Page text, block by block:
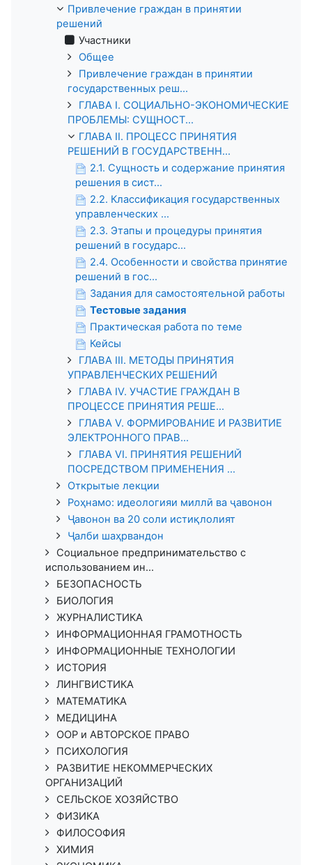
Привлечение граждан в принятии
решений
Участники
Общее
Привлечение граждан в принятии
государственных реш...
ГЛАВА I. СОЦИАЛЬНО-ЭКОНОМИЧЕСКИЕ
ПРОБЛЕМЫ: СУЩНОСТ...
ГЛАВА II. ПРОЦЕСС ПРИНЯТИЯ
РЕШЕНИЙ В ГОСУДАРСТВЕНН...
2.1. Сущность и содержание принятия
решения в сист...
2.2. Классификация государственных
управленческих ...
2.3. Этапы и процедуры принятия
решений в государс...
2.4. Особенности и свойства принятие
решений в гос...
Задания для самостоятельной работы
Тестовые задания
Практическая работа по теме
Кейсы
ГЛАВА III. МЕТОДЫ ПРИНЯТИЯ
УПРАВЛЕНЧЕСКИХ РЕШЕНИЙ
ГЛАВА IV. УЧАСТИЕ ГРАЖДАН В
ПРОЦЕССЕ ПРИНЯТИЯ РЕШЕ...
ГЛАВА V. ФОРМИРОВАНИЕ И РАЗВИТИЕ
ЭЛЕКТРОННОГО ПРАВ...
ГЛАВА VI. ПРИНЯТИЯ РЕШЕНИЙ
ПОСРЕДСТВОМ ПРИМЕНЕНИЯ ...
Открытые лекции
Роҳнамо: идеологияи миллӣ ва ҷавонон
Ҷавонон ва 20 соли истиқлолият
Ҷалби шаҳрвандон
Социальное предпринимательство с
использованием ин...
БЕЗОПАСНОСТЬ
БИОЛОГИЯ
ЖУРНАЛИСТИКА
ИНФОРМАЦИОННАЯ ГРАМОТНОСТЬ
ИНФОРМАЦИОННЫЕ ТЕХНОЛОГИИ
ИСТОРИЯ
ЛИНГВИСТИКА
МАТЕМАТИКА
МЕДИЦИНА
ООР и АВТОРСКОЕ ПРАВО
ПСИХОЛОГИЯ
РАЗВИТИЕ НЕКОММЕРЧЕСКИХ
ОРГАНИЗАЦИЙ
СЕЛЬСКОЕ ХОЗЯЙСТВО
ФИЗИКА
ФИЛОСОФИЯ
ХИМИЯ